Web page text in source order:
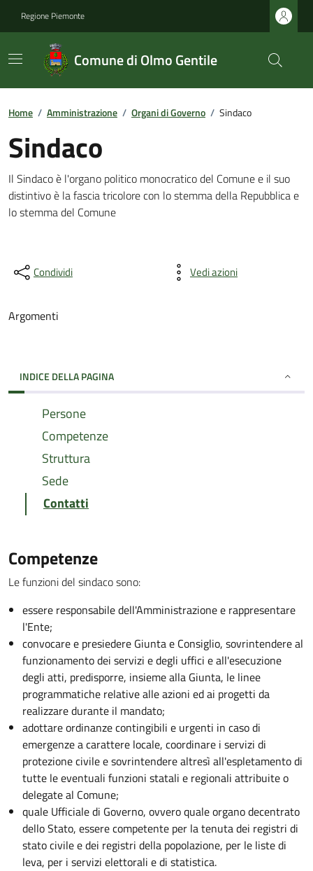
Regione Piemonte
Comune di Olmo Gentile
Home / Amministrazione / Organi di Governo / Sindaco
Sindaco
Il Sindaco è l'organo politico monocratico del Comune e il suo
distintivo è la fascia tricolore con lo stemma della Repubblica e
lo stemma del Comune
Condividi Vedi azioni
Argomenti
INDICE DELLA PAGINA
Persone
Competenze
Struttura
Sede
Contatti
Competenze
Le funzioni del sindaco sono:
essere responsabile dell'Amministrazione e rappresentare
l'Ente;
convocare e presiedere Giunta e Consiglio, sovrintendere al
funzionamento dei servizi e degli uffici e all'esecuzione
degli atti, predisporre, insieme alla Giunta, le linee
programmatiche relative alle azioni ed ai progetti da
realizzare durante il mandato;
adottare ordinanze contingibili e urgenti in caso di
emergenze a carattere locale, coordinare i servizi di
protezione civile e sovrintendere altresì all'espletamento di
tutte le eventuali funzioni statali e regionali attribuite o
delegate al Comune;
quale Ufficiale di Governo, ovvero quale organo decentrato
dello Stato, essere competente per la tenuta dei registri di
stato civile e dei registri della popolazione, per le liste di
leva, per i servizi elettorali e di statistica.